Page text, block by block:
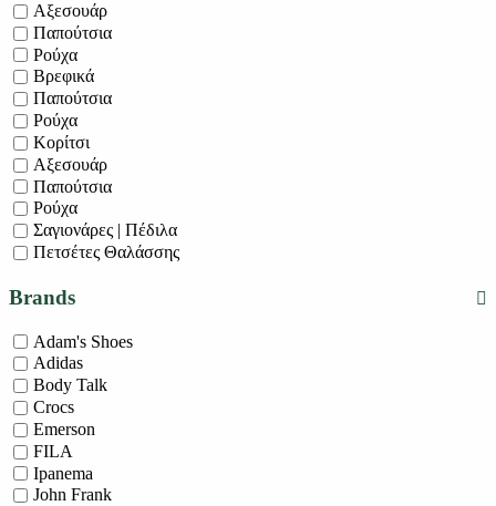
Αξεσουάρ
Παπούτσια
Ρούχα
Βρεφικά
Παπούτσια
Ρούχα
Κορίτσι
Αξεσουάρ
Παπούτσια
Ρούχα
Σαγιονάρες | Πέδιλα
Πετσέτες Θαλάσσης
Brands
Adam's Shoes
Adidas
Body Talk
Crocs
Emerson
FILA
Ipanema
John Frank